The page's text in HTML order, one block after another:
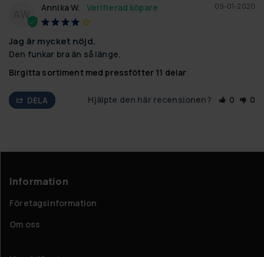
AW
09-01-2020
Annika W.
Jag är mycket nöjd.
Den funkar bra än så länge.
Birgitta sortiment med pressfötter 11 delar
DELA Hjälpte den här recensionen? 0 0
Information
Företagsinformation
Om oss